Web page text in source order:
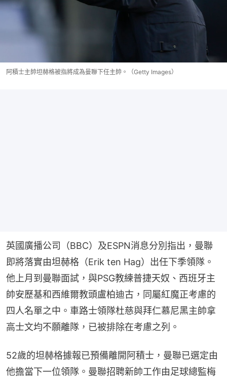
阿積士主帥坦赫格被指將成為曼聯下任主帥。（Getty Images）
英國廣播公司（BBC）及ESPN消息分別指出，曼聯
即將落實由坦赫格（Erik ten Hag）出任下季領隊。
他上月到曼聯面試，與PSG教練普捷天奴、西班牙主
帥安歷基和西維爾教頭盧柏迪古，同屬紅魔正考慮的
四人名單之中。車路士領隊杜慈與拜仁慕尼黑主帥拿
高士文均不願離隊，已被排除在考慮之列。
52歲的坦赫格據報已預備離開阿積士，曼聯已選定由
他擔當下一位領隊。曼聯招聘新帥工作由足球總監梅